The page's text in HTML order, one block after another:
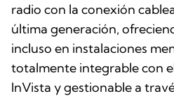
radio con la conexión
última generación,
incluso en instalaciones
totalmente integrable con
InVista y gestionable a